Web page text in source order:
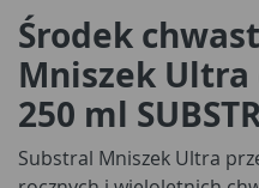
Środek
Mniszek
250 ml
Substral Mniszek Ultra